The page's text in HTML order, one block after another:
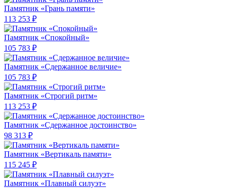
Памятник «Грань памяти»
113 253 ₽
Памятник «Спокойный»
105 783 ₽
Памятник «Сдержанное величие»
105 783 ₽
Памятник «Строгий ритм»
113 253 ₽
Памятник «Сдержанное достоинство»
98 313 ₽
Памятник «Вертикаль памяти»
115 245 ₽
Памятник «Плавный силуэт»